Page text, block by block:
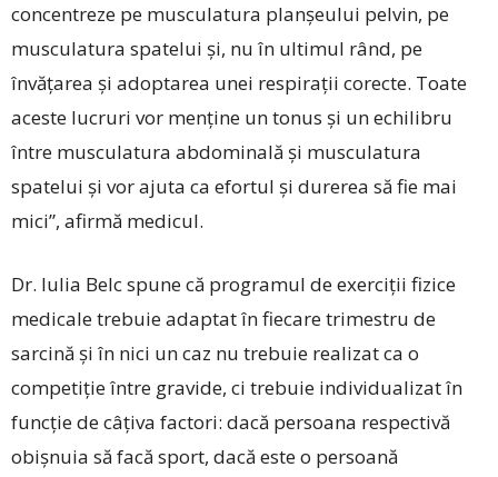
concentreze pe musculatura planșeului pelvin, pe
musculatura spatelui și, nu în ultimul rând, pe
învățarea și adoptarea unei respirații corecte. Toate
aceste lucruri vor menține un tonus și un echilibru
între musculatura abdominală și musculatura
spatelui și vor ajuta ca efortul și durerea să fie mai
mici”, afirmă medicul.
Dr. Iulia Belc spune că programul de exerciții fizice
medicale trebuie adaptat în fiecare trimestru de
sarcină și în nici un caz nu trebuie realizat ca o
competiție între gravide, ci trebuie individualizat în
funcție de câțiva factori: dacă persoana respectivă
obișnuia să facă sport, dacă este o persoană